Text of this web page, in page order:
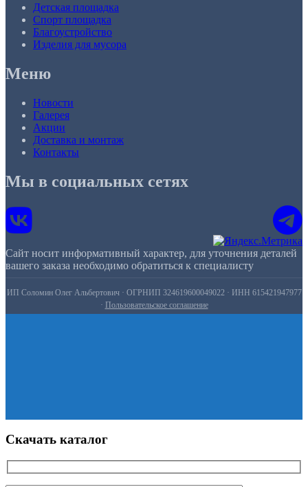
Детская площадка
Спорт площадка
Благоустройство
Изделия для мусора
Меню
Новости
Галерея
Акции
Доставка и монтаж
Контакты
Мы в социальных сетях
Сайт носит информативный характер, для уточнения деталей
вашего заказа необходимо обратиться к специалисту
ИП Соломин Олег Альбертович · ОГРНИП 324619600049022 · ИНН 615421947977
· Пользовательское соглашение
Скачать каталог